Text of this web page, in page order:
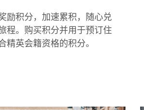
励积分，加速累积，随心兑
程。购买积分并用于预订住
精英会籍资格的积分。